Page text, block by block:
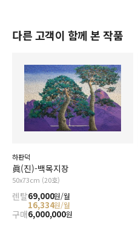
다른 고객이 함께 본 작품
하판덕
眞(진)-백목지장
50x73cm (20호)
렌탈69,000원/월
16,334원/월
구매6,000,000원